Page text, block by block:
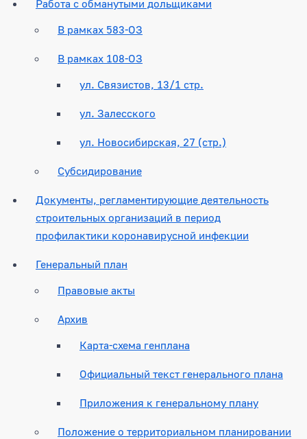
Работа с обманутыми дольщиками
В рамках 583-ОЗ
В рамках 108-ОЗ
ул. Связистов, 13/1 стр.
ул. Залесского
ул. Новосибирская, 27 (стр.)
Субсидирование
Документы, регламентирующие деятельность
строительных организаций в период
профилактики коронавирусной инфекции
Генеральный план
Правовые акты
Архив
Карта-схема генплана
Официальный текст генерального плана
Приложения к генеральному плану
Положение о территориальном планировании